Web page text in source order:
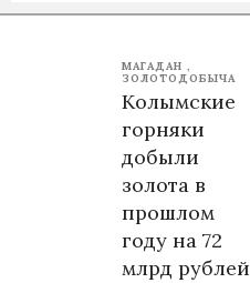
МАГАДАН
ЗОЛОТОДОБЫЧА
Колымские
горняки
добыли
золота в
прошлом
году на 72
млрд рублей